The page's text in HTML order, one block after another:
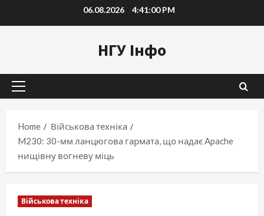
to
06.08.2026 4:41:02 PM
НГУ Інфо
Primary
Home
Військова техніка
M230: 30-мм ланцюгова гармата, що надає Apache
нищівну вогневу міць
Військова техніка